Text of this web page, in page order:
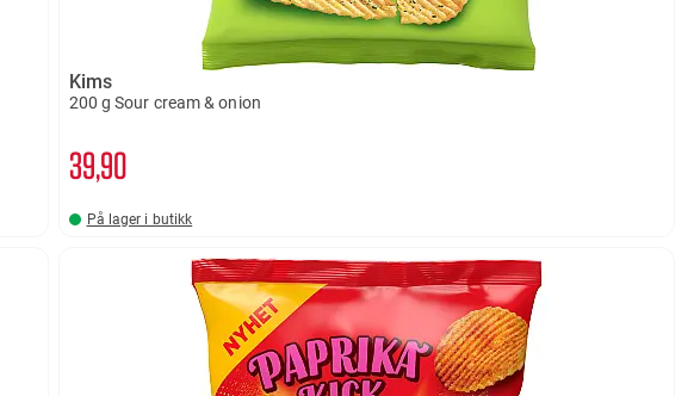
Kims
200 g Sour cream & onion
3990
På lager i butikk